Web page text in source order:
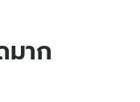
มาก